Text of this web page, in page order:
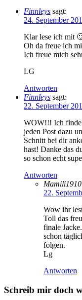
Finnleys sagt:
24. September
Klar lese ich mit
Oh da freue ich
Ich freue mich
LG
Antworten
Finnleys sagt:
22. September
WOW!!! Ich finde
jeden Post dazu
Schnitt bei dir
hast! Danke das
so schon echt
Antworten
Mamili1910
22.
Wow ihr
Toll das
finale
schon
folgen.
Lg
Antworten
Schreib mir doch